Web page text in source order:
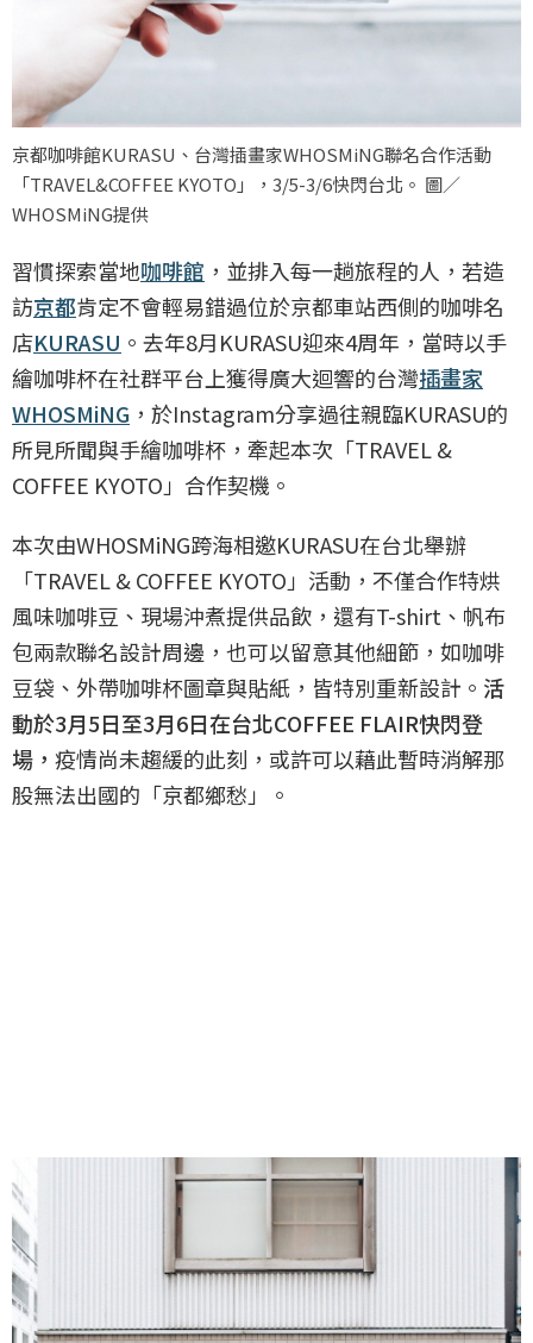
京都咖啡館KURASU、台灣插畫家WHOSMiNG聯名合作活動
「TRAVEL&COFFEE KYOTO」，3/5-3/6快閃台北。 圖／
WHOSMiNG提供
習慣探索當地咖啡館 ，並排入每一趟旅程的人，若造
訪京都肯定不會輕易錯過位於京都車站西側的咖啡名
店KURASU 。去年8月KURASU迎來4周年，當時以手
繪咖啡杯在社群平台上獲得廣大迴響的台灣插畫家
WHOSMiNG ，於Instagram分享過往親臨KURASU的
所見所聞與手繪咖啡杯，牽起本次「TRAVEL &
COFFEE KYOTO」合作契機。
本次由WHOSMiNG跨海相邀KURASU在台北舉辦
「TRAVEL & COFFEE KYOTO」活動，不僅合作特烘
風味咖啡豆、現場沖煮提供品飲，還有T-shirt、帆布
包兩款聯名設計周邊，也可以留意其他細節，如咖啡
豆袋、外帶咖啡杯圖章與貼紙，皆特別重新設計。 活
動於3月5日至3月6日在台北COFFEE FLAIR快閃登
場， 疫情尚未趨緩的此刻，或許可以藉此暫時消解那
股無法出國的「京都鄉愁」。